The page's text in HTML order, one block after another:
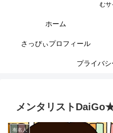
むサ
ホーム
さっぴぃプロフィール
プライバ
メンタリスト
有名人